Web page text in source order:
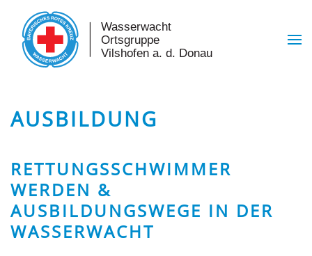
Skip to main content
AUSBILDUNG
RETTUNGSSCHWIMMER
WERDEN &
AUSBILDUNGSWEGE IN DER
WASSERWACHT